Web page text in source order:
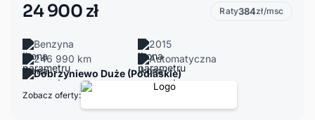
24 900 zł Raty384zł/msc
Benzyna
2015
246 990 km
Automatyczna
Dobrzyniewo Duże (Podlaskie)
Zobacz oferty: